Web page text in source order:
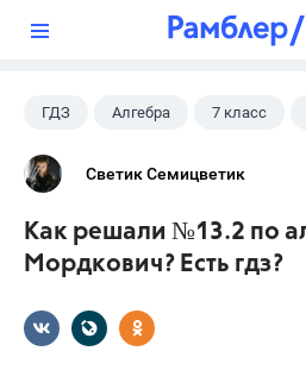
ГДЗ Алгебра 7 класс
Светик Семицветик
Как решали №13.2 по
Мордкович? Есть гдз?